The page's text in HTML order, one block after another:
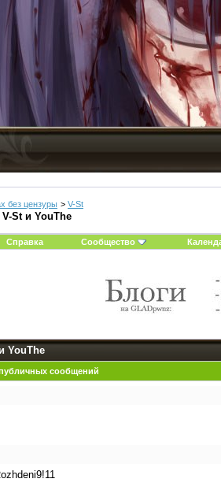
без цензуры > V-St
St и YouThe
Справка Сообщество
YouThe
сообщений